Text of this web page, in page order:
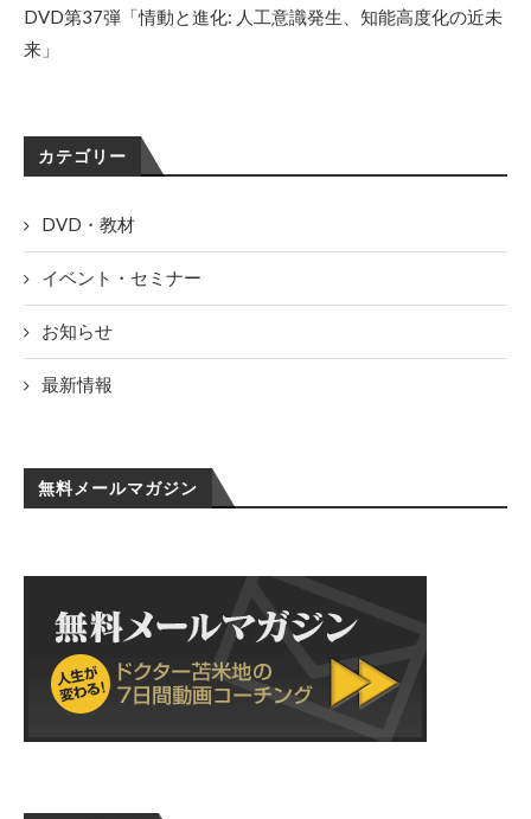
DVD第37弾「情動と進化: 人工意識発生、知能高度化の近未
来」
カテゴリー
DVD・教材
イベント・セミナー
お知らせ
最新情報
無料メールマガジン